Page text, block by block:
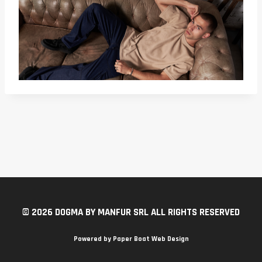
© 2026 DOGMA BY MANFUR SRL ALL RIGHTS RESERVED
Powered by Paper Boat Web Design